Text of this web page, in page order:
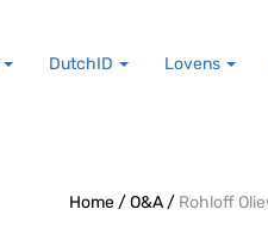
DutchID Lovens
Home/O&A/ Rohloff